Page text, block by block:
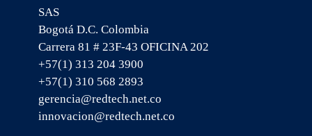
SAS
Bogotá D.C. Colombia
Carrera 81 # 23F-43 OFICINA 202
+57(1) 313 204 3900
+57(1) 310 568 2893
gerencia@redtech.net.co
innovacion@redtech.net.co